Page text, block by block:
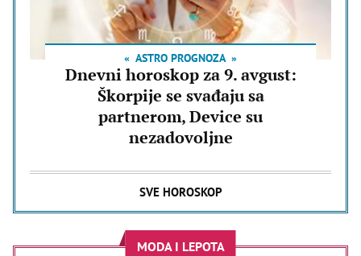
ASTRO PROGNOZA
Dnevni horoskop za 9. avgust:
Škorpije se svađaju sa
partnerom, Device su
nezadovoljne
SVE HOROSKOP
MODA I LEPOTA